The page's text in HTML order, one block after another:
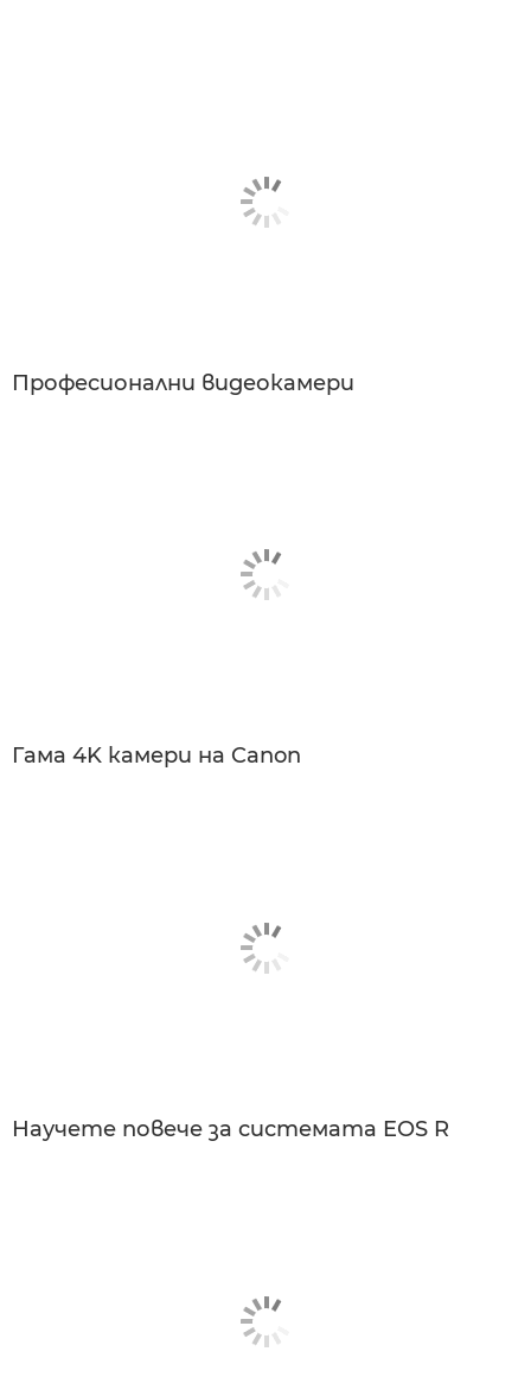
Професионални видеокамери
Гама 4K камери на Canon
Научете повече за системата EOS R